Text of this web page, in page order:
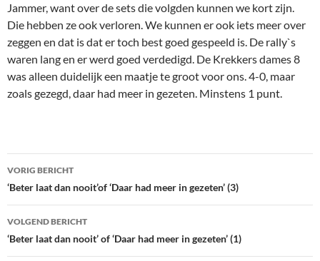
Jammer, want over de sets die volgden kunnen we kort zijn.
Die hebben ze ook verloren. We kunnen er ook iets meer over
zeggen en dat is dat er toch best goed gespeeld is. De rally`s
waren lang en er werd goed verdedigd. De Krekkers dames 8
was alleen duidelijk een maatje te groot voor ons. 4-0, maar
zoals gezegd, daar had meer in gezeten. Minstens 1 punt.
Bericht
navigatie
VORIG BERICHT
‘Beter laat dan nooit’of ‘Daar had meer in gezeten’ (3)
VOLGEND BERICHT
‘Beter laat dan nooit’ of ‘Daar had meer in gezeten’ (1)